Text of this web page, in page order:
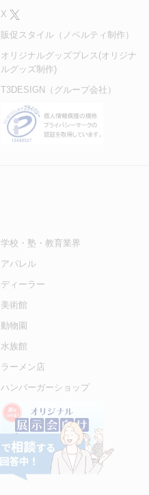
X
販促スタイル（ノベルティ制作）
オリジナルグッズプレス(オリジナ
ルグッズ制作)
T3DESIGN（グループ会社）
学校・塾・教育業界
アパレル
ディーラー
美術館
動物園
水族館
ラーメン店
ハンバーガーショップ